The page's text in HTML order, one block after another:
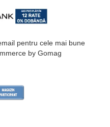
pentru cele mai bune
by Gomag